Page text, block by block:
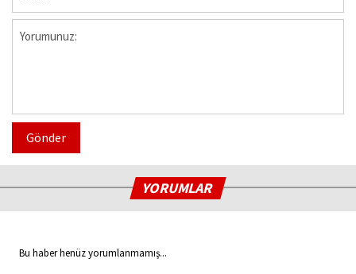
Gönder
YORUMLAR
Bu haber henüz yorumlanmamış...